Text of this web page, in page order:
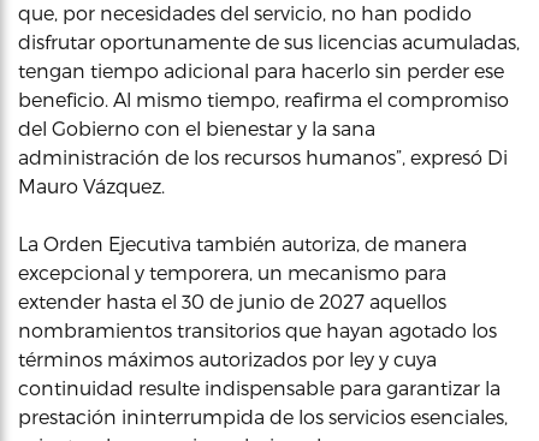
que, por necesidades del servicio, no han podido
disfrutar oportunamente de sus licencias acumuladas,
tengan tiempo adicional para hacerlo sin perder ese
beneficio. Al mismo tiempo, reafirma el compromiso
del Gobierno con el bienestar y la sana
administración de los recursos humanos”, expresó Di
Mauro Vázquez.
La Orden Ejecutiva también autoriza, de manera
excepcional y temporera, un mecanismo para
extender hasta el 30 de junio de 2027 aquellos
nombramientos transitorios que hayan agotado los
términos máximos autorizados por ley y cuya
continuidad resulte indispensable para garantizar la
prestación ininterrumpida de los servicios esenciales,